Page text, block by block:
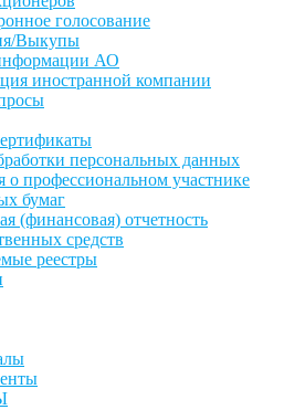
голосование
Выкупы
АО
иностранной компании
персональных данных
профессиональном участнике
бумаг
(финансовая) отчетность
средств
реестры